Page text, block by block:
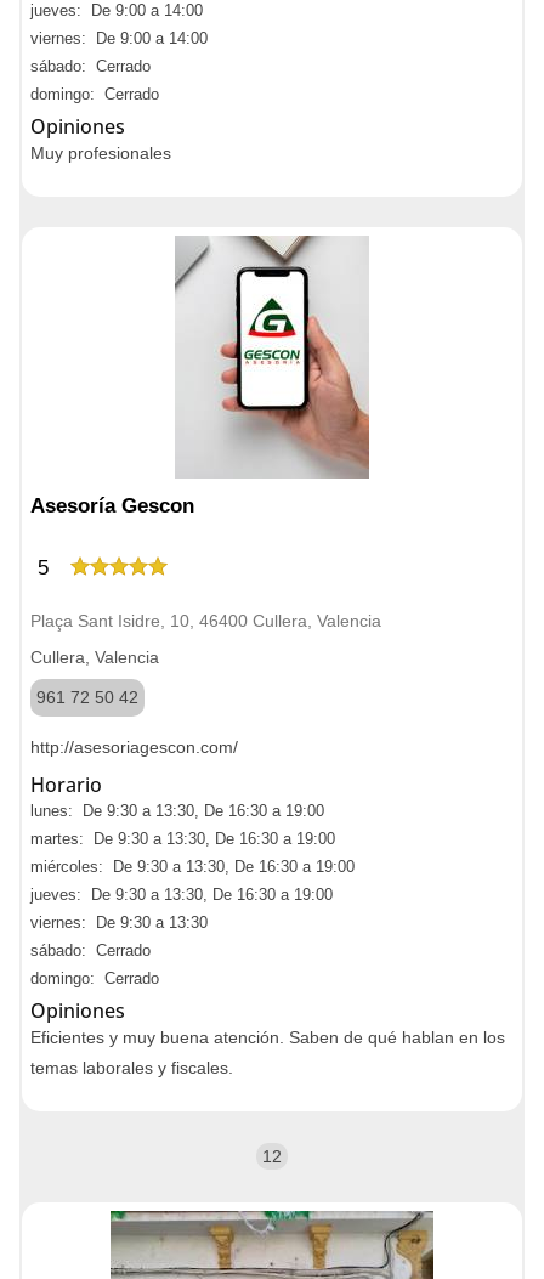
jueves: De 9:00 a 14:00
viernes: De 9:00 a 14:00
sábado: Cerrado
domingo: Cerrado
Opiniones
Muy profesionales
Asesoría Gescon
5
Plaça Sant Isidre, 10, 46400 Cullera, Valencia
Cullera, Valencia
961 72 50 42
http://asesoriagescon.com/
Horario
lunes: De 9:30 a 13:30, De 16:30 a 19:00
martes: De 9:30 a 13:30, De 16:30 a 19:00
miércoles: De 9:30 a 13:30, De 16:30 a 19:00
jueves: De 9:30 a 13:30, De 16:30 a 19:00
viernes: De 9:30 a 13:30
sábado: Cerrado
domingo: Cerrado
Opiniones
Eficientes y muy buena atención. Saben de qué hablan en los
temas laborales y fiscales.
12